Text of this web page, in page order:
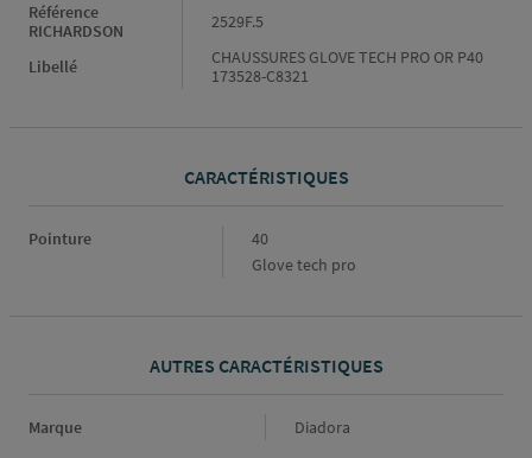
Référence
RICHARDSON
2529F.5
Libellé
CHAUSSURES GLOVE TECH PRO OR P40
173528-C8321
CARACTÉRISTIQUES
Caractéristiques
Pointure
40
Glove tech pro
AUTRES CARACTÉRISTIQUES
Marque Marque
Diadora